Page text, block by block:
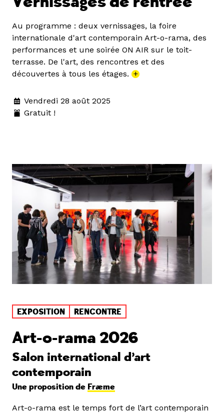
Au programme : deux vernissages, la foire
internationale d'art contemporain Art-o-rama, des
performances et une soirée ON AIR sur le toit-
terrasse. De l'art, des rencontres et des
découvertes à tous les étages. +
Vendredi 28 août 2025
Gratuit !
EXPOSITION RENCONTRE
Art-o-rama 2026
Salon international d’art
contemporain
Une proposition de Fræme
Art-o-rama est le temps fort de l’art contemporain